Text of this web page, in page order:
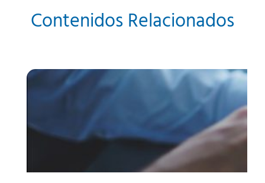
Contenidos Relacionados